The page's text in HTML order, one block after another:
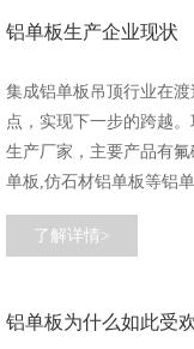
铝单板生产企业现状
集成铝单板吊顶行业在
点，实现下一步的跨越
生产厂家，主要产品有
单板,仿石材铝单板等铝
了解详情>
铝单板为什么如此受